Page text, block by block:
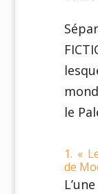
le
1. «
de